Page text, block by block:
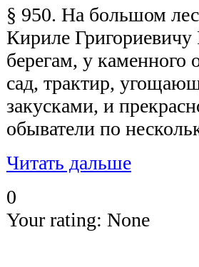
§ 950. На большом
Кириле Григориевичу
берегам, у каменного
сад, трактир,
закусками, и
обыватели по
Читать дальше
0
Your rating: None